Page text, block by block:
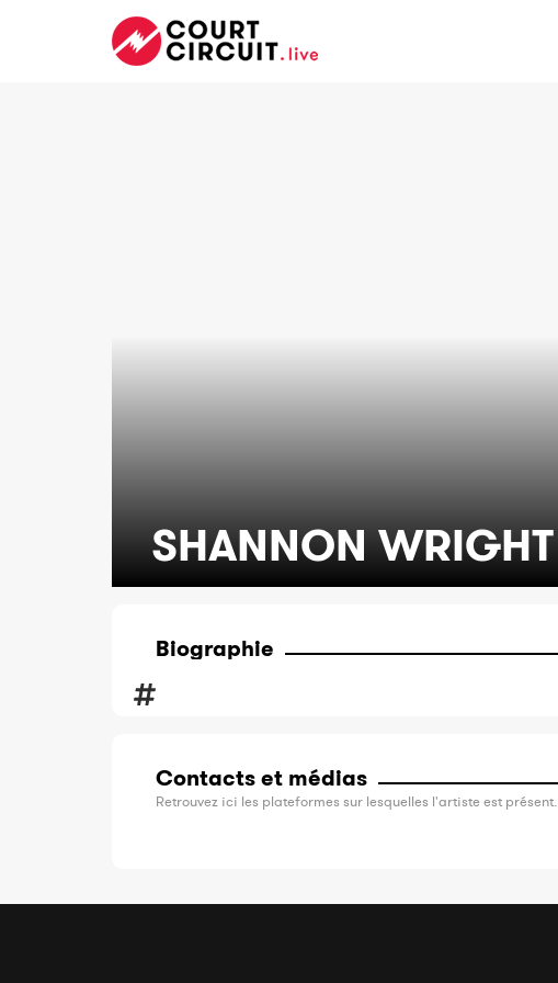
SHANNON WRIGHT
Biographie
Contacts et médias
Retrouvez ici les plateformes sur lesquelles l'artiste est présent.